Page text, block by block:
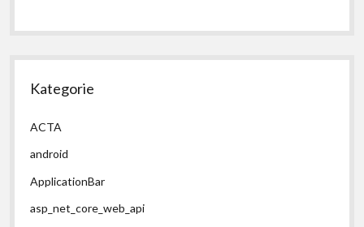
Kategorie
ACTA
android
ApplicationBar
asp_net_core_web_api